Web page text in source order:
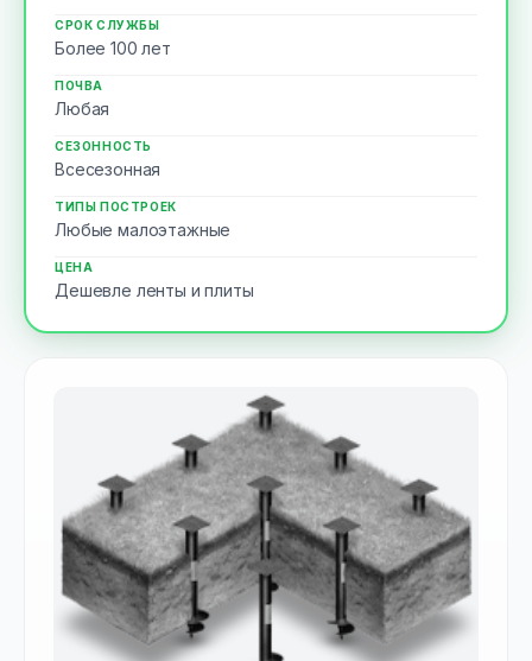
СРОК СЛУЖБЫ
Более 100 лет
ПОЧВА
Любая
СЕЗОННОСТЬ
Всесезонная
ТИПЫ ПОСТРОЕК
Любые малоэтажные
ЦЕНА
Дешевле ленты и плиты